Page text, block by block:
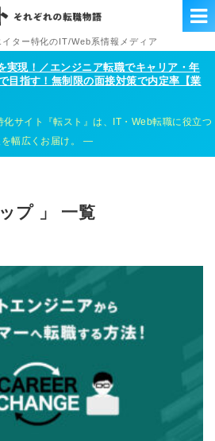
ター特化のIT/Web系情報メディア
実現！／エンジニア転職でキャリア・年
目指す！無制限の面接対策で内定率【業
サイト『転スト』は、IT・Web転職に役立つ
幅広くお届け。
プ 」 一覧